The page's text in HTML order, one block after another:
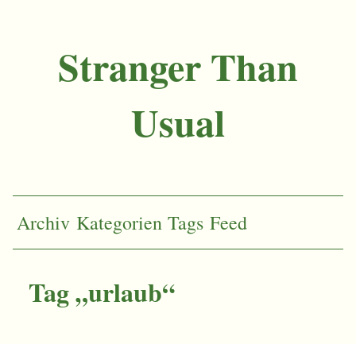
Stranger Than
Usual
Archiv Kategorien Tags Feed
Tag „urlaub“